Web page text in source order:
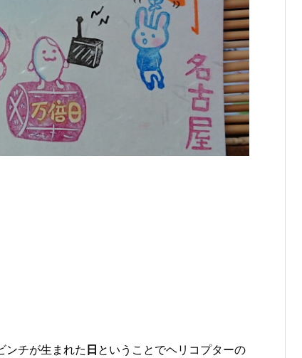
ンチが生まれた 日 ということでヘリコプターの